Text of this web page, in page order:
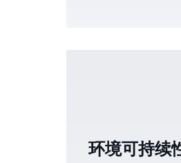
环境可持续